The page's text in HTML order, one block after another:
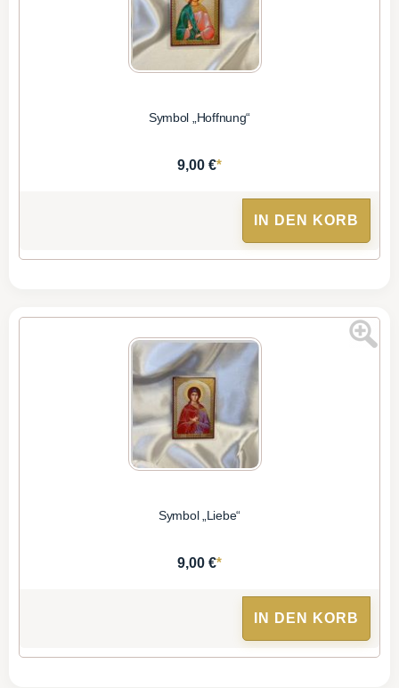
Symbol „Hoffnung“
9,00 €*
IN DEN KORB
Symbol „Liebe“
9,00 €*
IN DEN KORB